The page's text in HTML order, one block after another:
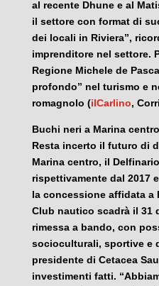
al recente Dhune e al
il settore con format di
dei locali in Riviera”,
imprenditore nel settore.
Regione Michele de
profondo” nel turismo e
romagnolo (ilCarlino,
Buchi neri a Marina centro
Resta incerto il futuro di
Marina centro, il
rispettivamente dal 2017
la concessione affidata a
Club nautico scadrà il 31
rimessa a bando, con
socioculturali, sportive e
presidente di Cetacea
investimenti fatti.